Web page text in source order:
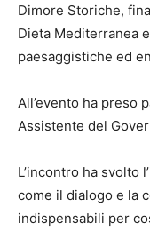
Dimore Storiche,
Dieta Mediterranea
paesaggistiche ed
All’evento ha preso
Assistente del
L’incontro ha svolto
come il dialogo e la
indispensabili per